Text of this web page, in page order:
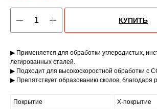
КУПИТЬ
▶ Применяется для обработки углеродистых,
легированных сталей.
▶ Подходит для высокоскоростной обработки с
▶ Препятствует образованию сколов, благодаря
Покрытие X-покрытие